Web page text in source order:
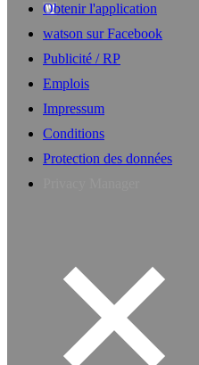
Obtenir l'application
watson sur Facebook
Publicité / RP
Emplois
Impressum
Conditions
Protection des données